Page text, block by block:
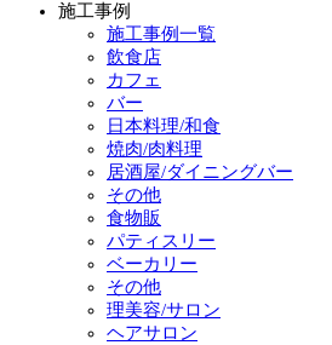
施工事例
施工事例一覧
飲食店
カフェ
バー
日本料理/和食
焼肉/肉料理
居酒屋/ダイニングバー
その他
食物販
パティスリー
ベーカリー
その他
理美容/サロン
ヘアサロン